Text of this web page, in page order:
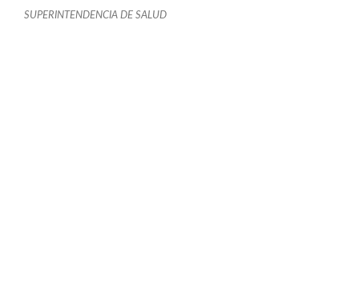
SUPERINTENDENCIA DE SALUD